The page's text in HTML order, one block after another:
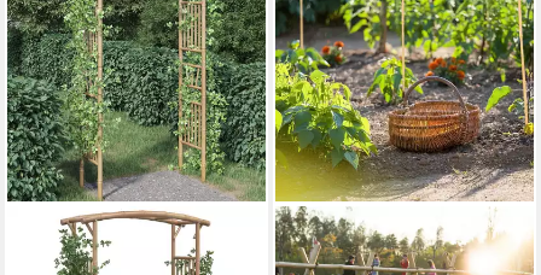
VIDAXL
Rankgitter NA Rosenbogen
RELAXDAYS
Rankhilfe 50 x Bambusstäbe